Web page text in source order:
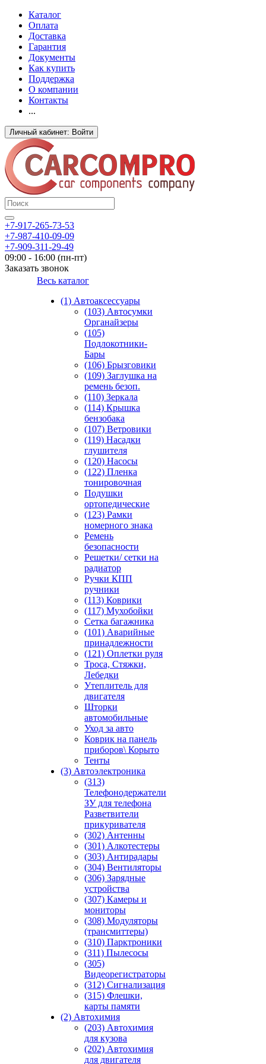
Каталог
Оплата
Доставка
Гарантия
Документы
Как купить
Поддержка
О компании
Контакты
...
Личный кабинет: Войти
+7-917-265-73-53
+7-987-410-09-09
+7-909-311-29-49
09:00 - 16:00 (пн-пт)
Заказать звонок
Весь каталог
(1) Автоаксессуары
(103) Автосумки
Органайзеры
(105)
Подлокотники-
Бары
(106) Брызговики
(109) Заглушка на
ремень безоп.
(110) Зеркала
(114) Крышка
бензобака
(107) Ветровики
(119) Насадки
глушителя
(120) Насосы
(122) Пленка
тонировочная
Подушки
ортопедические
(123) Рамки
номерного знака
Ремень
безопасности
Решетки/ сетки на
радиатор
Ручки КПП
ручники
(113) Коврики
(117) Мухобойки
Сетка багажника
(101) Аварийные
принадлежности
(121) Оплетки руля
Троса, Стяжки,
Лебедки
Утеплитель для
двигателя
Шторки
автомобильные
Уход за авто
Коврик на панель
приборов\ Корыто
Тенты
(3) Автоэлектроника
(313)
Телефонодержатели
ЗУ для телефона
Разветвители
прикуривателя
(302) Антенны
(301) Алкотестеры
(303) Антирадары
(304) Вентиляторы
(306) Зарядные
устройства
(307) Камеры и
мониторы
(308) Модуляторы
(трансмиттеры)
(310) Парктроники
(311) Пылесосы
(305)
Видеорегистраторы
(312) Сигнализация
(315) Флешки,
карты памяти
(2) Автохимия
(203) Автохимия
для кузова
(202) Автохимия
для двигателя